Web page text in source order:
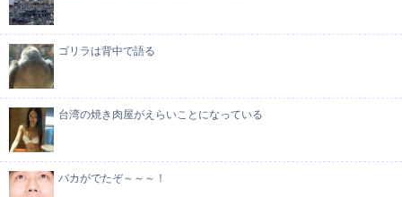
ゴリラは背中で語る
台湾の焼き肉屋がえらいことになっている
バカがでたぞ～～～！